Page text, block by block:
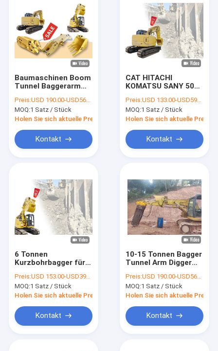
Produkte
Videos
VR-Show
Qualitätskontrolle
Neuigkeiten
Baumaschinen Boom
Tunnel Baggerarm
Q355B
Preis:USD 190.00-USD5650.00
MOQ:1 Satz / Stück
Holen Sie sich aktuelle Preis
Kontakt
CAT HITACHI
KOMATSU SANY 50
kurzem Arm
Preis:USD 133.00-USD5999.00
MOQ:1 Satz / Stück
Holen Sie sich aktuelle Preis
Kontakt
6 Tonnen
Kurzbohrbagger für
Preis:USD 153.00-USD3999.00
MOQ:1 Satz / Stück
Holen Sie sich aktuelle Preis
Kontakt
10-15 Tonnen Bagger
Tunnel Arm Digger
Graben Keller
Preis:USD 190.00-USD5650.00
MOQ:1 Satz / Stück
Holen Sie sich aktuelle Preis
Kontakt